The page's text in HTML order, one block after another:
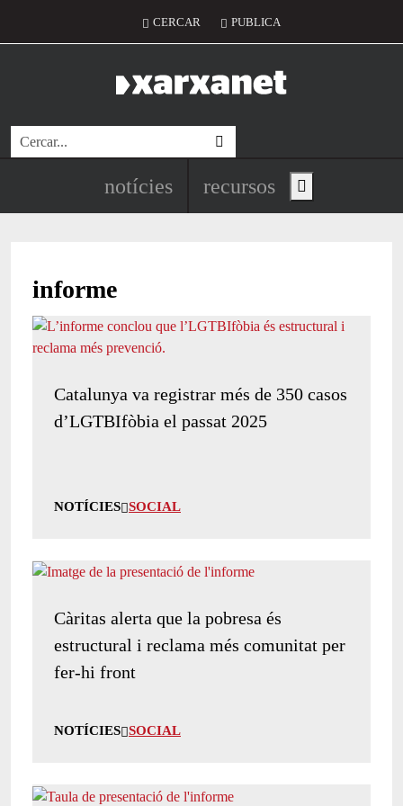
Menú del compte d'usuari
CERCAR PUBLICA
Cerca
Navegació principal de
notícies recursos Show main menu
informe
Catalunya va registrar més de 350 casos
d’LGTBIfòbia el passat 2025
NOTÍCIES SOCIAL
Càritas alerta que la pobresa és
estructural i reclama més comunitat per
fer-hi front
NOTÍCIES SOCIAL